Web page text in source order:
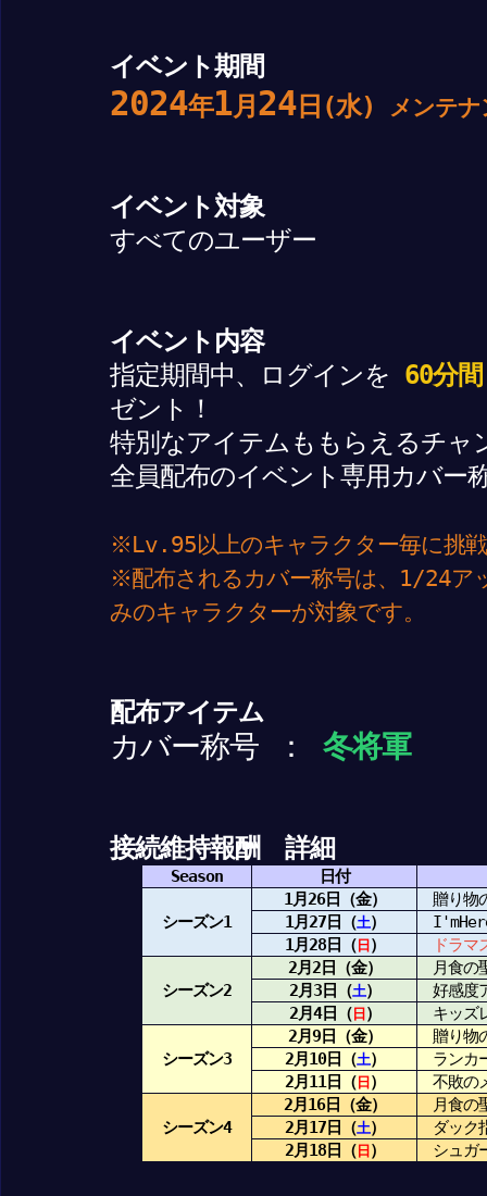
イベント期間
2024年1月 24 日(水) メンテナ
イベント対象
すべてのユーザー
イベント内容
指定期間中、ログインを 60分間
ゼント！
特別なアイテムももらえるチャ
全員配布のイベント専用カバー
※Lv.95以上のキャラクター毎に挑
※配布されるカバー称号は、1/24ア
みのキャラクターが対象です。
配布アイテム
カバー称号 ： 冬将軍
接続維持報酬 詳細
Season 日付
シーズン1
1月26日（金）
贈り物
1月27日（土）
1月28日（ 日） ドラマ
シーズン2
2月2日（金）
月食の
2月3日（土）
好感度
2月4日（ 日） キッズ
シーズン3
2月9日（金）
贈り物
2月10日（土）
ランカ
2月11日（ 日） 不敗の
シーズン4
2月16日（金）
月食の
2月17日（土）
ダック
2月18日（ 日） シュガ